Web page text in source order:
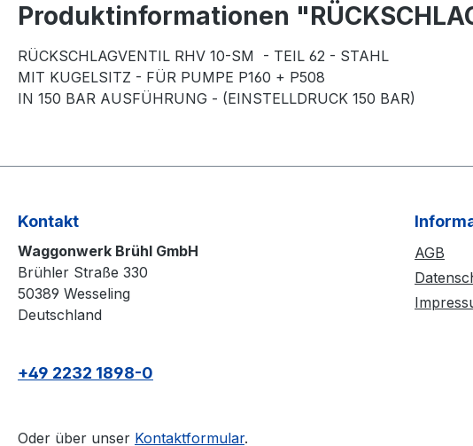
Produktinformationen
RÜCKSCHLAGVENTIL RHV 10-SM - TEIL 62 - STAHL
MIT KUGELSITZ - FÜR PUMPE P160 + P508
IN 150 BAR AUSFÜHRUNG - (EINSTELLDRUCK 150 BAR)
Kontakt
Waggonwerk Brühl GmbH
Brühler Straße 330
50389 Wesseling
Deutschland
+49 2232 1898-0
Oder über unser Kontaktformular.
AGB